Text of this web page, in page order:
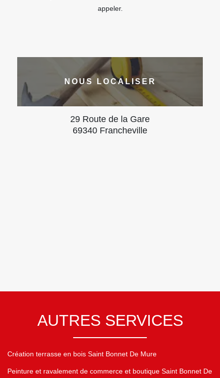
appeler.
NOUS LOCALISER
29 Route de la Gare
69340 Francheville
AUTRES SERVICES
Création terrasse en bois Saint Bonnet De Mure
Peinture et ravalement de commerce et boutique Saint Bonnet De